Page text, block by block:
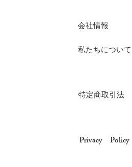
​会社情報
​私たちについて
​特定商取引法
​Privacy Policy